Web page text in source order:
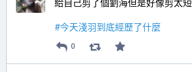
給自己剪了個劉海但是好像剪太
#今天淺羽到底經歷了什麼
0